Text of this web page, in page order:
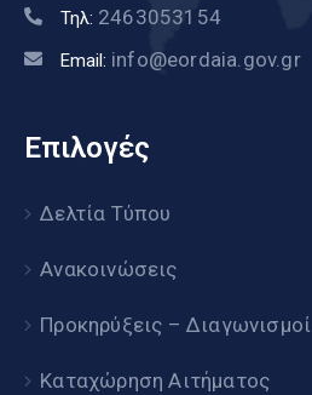
Τηλ: 2463053154
Email: info@eordaia.gov.gr
Επιλογές
Δελτία Τύπου
Ανακοινώσεις
Προκηρύξεις – Διαγωνισμοί
Καταχώρηση Αιτήματος